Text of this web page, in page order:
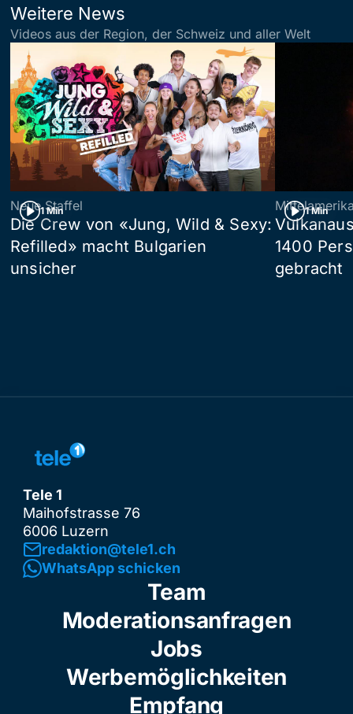
Weitere News
Videos aus der Region, der Schweiz und aller Welt
1 Min
Neue Staffel
Die Crew von «Jung, Wild & Sexy:
Refilled» macht Bulgarien
unsicher
1 Min
1400
gebracht
Tele 1
Maihofstrasse 76
6006 Luzern
redaktion@tele1.ch
WhatsApp schicken
Team
Moderationsanfragen
Jobs
Werbemöglichkeiten
Empfang